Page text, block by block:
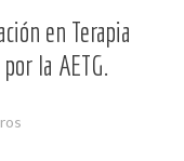
en Terapia
la AETG.